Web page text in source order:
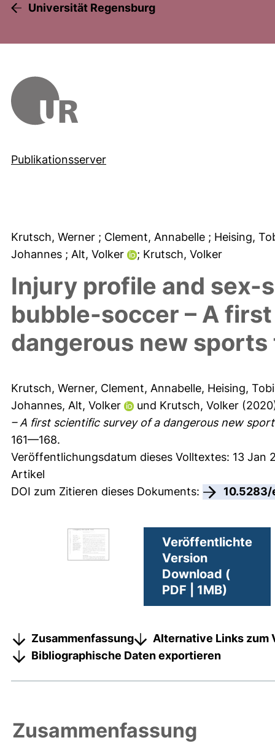
Universität Regensburg
Publikationsserver
Krutsch, Werner ; Clement, Annabelle ; Heising,
Johannes ; Alt, Volker ; Krutsch, Volker
Injury profile and sex-
bubble-soccer – A
dangerous new
Krutsch, Werner, Clement, Annabelle, Heising,
Johannes, Alt, Volker und Krutsch, Volker
– A first scientific survey of a dangerous new
161—168.
Veröffentlichungsdatum dieses Volltextes: 13 Jan
Artikel
DOI zum Zitieren dieses Dokuments:
Veröffentlichte
Version
Download (
PDF | 1MB)
Zusammenfassung
Alternative Links zum
Bibliographische Daten exportieren
Zusammenfassung